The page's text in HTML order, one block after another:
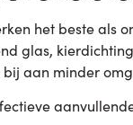
het beste als
glas,
aan minder